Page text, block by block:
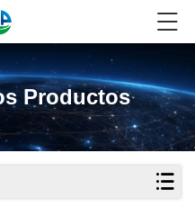
Productos